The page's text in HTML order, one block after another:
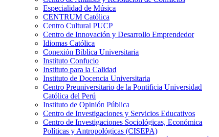
Especialidad de Música
CENTRUM Católica
Centro Cultural PUCP
Centro de Innovación y Desarrollo Emprendedor
Idiomas Católica
Conexión Bíblica Universitaria
Instituto Confucio
Instituto para la Calidad
Instituto de Docencia Universitaria
Centro Preuniversitario de la Pontificia Universidad
Católica del Perú
Instituto de Opinión Pública
Centro de Investigaciones y Servicios Educativos
Centro de Investigaciones Sociológicas, Económica
Políticas y Antropológicas (CISEPA)